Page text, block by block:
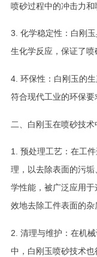
喷砂过程中的冲击力和
3. 化学稳定性：白刚
生化学反应，保证了喷
4. 环保性：白刚玉的
符合现代工业的环保要
二、白刚玉在喷砂技术
1. 预处理工艺：在工
理，以去除表面的污
学性能，被广泛应用
效地去除工件表面的杂
2. 清理与维护：在机
中，白刚玉喷砂技术